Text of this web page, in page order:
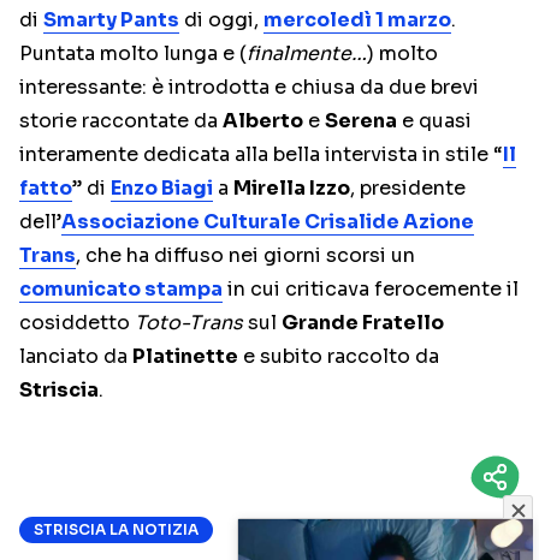
di Smarty Pants di oggi, mercoledì 1 marzo.
Puntata molto lunga e (finalmente…) molto
interessante: è introdotta e chiusa da due brevi
storie raccontate da Alberto eSerena e quasi
interamente dedicata alla bella intervista in stile “Il
fatto” di Enzo Biagi a Mirella Izzo, presidente
dell’Associazione Culturale Crisalide Azione
Trans, che ha diffuso nei giorni scorsi un
comunicato stampa in cui criticava ferocemente il
cosiddetto Toto-Transsul Grande Fratello
lanciato da Platinette e subito raccolto da
Striscia.
STRISCIA LA NOTIZIA